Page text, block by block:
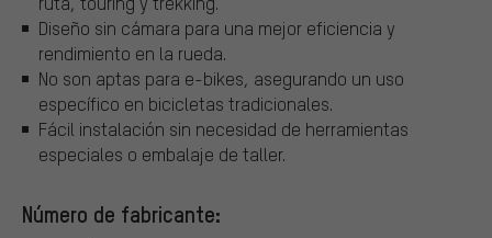
Diseño sin cámara para una mejor eficiencia y
rendimiento en la rueda.
No son aptas para e-bikes, asegurando un uso
específico en bicicletas tradicionales.
Fácil instalación sin necesidad de herramientas
especiales o embalaje de taller.
Número de fabricante: